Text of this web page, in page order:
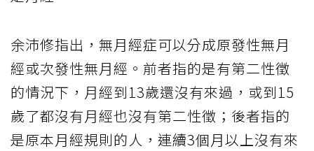
余沛修指出，無月經症可以分成原發性無月
經或次發性無月經。前者指的是有第二性徵
的情況下，月經到13歲還沒有來過，或到15
歲了都沒有月經也沒有第二性徵；後者指的
是原本月經規則的人，連續3個月以上沒有來